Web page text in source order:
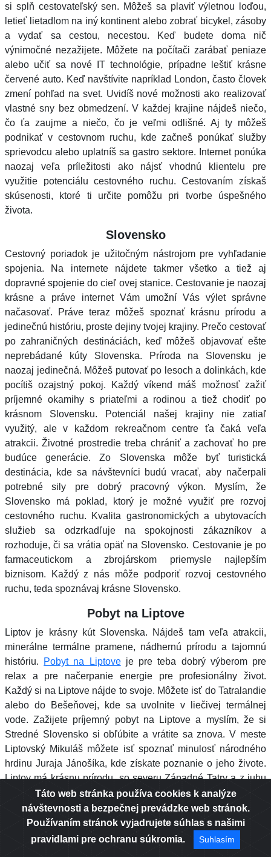
Táto web stránka používa cookies k analýze
návštevnosti a bezpečnej prevádzke web stránok.
Používaním stránok vyjadrujete súhlas s našimi
pravidlami pre ochranu súkromia.
Suhlasím
si splň cestovateľský sen. Môžeš sa plaviť výletnou loďou,
letieť lietadlom na iný kontinent alebo zobrať bicykel, zásoby
a vydať sa cestou, necestou. Keď budete doma nič
výnimočné nezažijete. Môžete na počítači zarábať peniaze
alebo učiť sa nové IT technológie, prípadne leštiť krásne
červené auto. Keď navštívite napríklad London, často človek
zmení pohľad na svet. Uvidíš nové možnosti ako realizovať
vlastné sny bez obmedzení. V každej krajine nájdeš niečo,
čo ťa zaujme a niečo, čo je veľmi odlišné. Aj ty môžeš
podnikať v cestovnom ruchu, kde začneš ponúkať služby
sprievodcu alebo uplatníš sa gastro sektore. Internet ponúka
naozaj veľa príležitosti ako nájsť vhodnú klientelu pre
využitie potenciálu cestovného ruchu. Cestovaním získaš
skúsenosti, ktoré ti určite pomôžu pri tvorbe úspešného
života.
Slovensko
Cestovný poriadok je užitočným nástrojom pre vyhľadanie
spojenia. Na internete nájdete takmer všetko a tiež aj
dopravné spojenie do cieľ ovej stanice. Cestovanie je naozaj
krásne a práve internet Vám umožní Vás výlet správne
načasovať. Práve teraz môžeš spoznať krásnu prírodu a
jedinečnú históriu, proste dejiny tvojej krajiny. Prečo cestovať
po zahraničných destináciách, keď môžeš objavovať ešte
neprebádané kúty Slovenska. Príroda na Slovensku je
naozaj jedinečná. Môžeš putovať po lesoch a dolinkách, kde
pocítiš ozajstný pokoj. Každý víkend máš možnosť zažiť
príjemné okamihy s priateľmi a rodinou a tiež chodiť po
krásnom Slovensku. Potenciál našej krajiny nie zatiaľ
využitý, ale v každom rekreačnom centre ťa čaká veľa
atrakcii. Životné prostredie treba chrániť a zachovať ho pre
budúce generácie. Zo Slovenska môže byť turistická
destinácia, kde sa návštevníci budú vracať, aby načerpali
potrebné sily pre dobrý pracovný výkon. Myslím, že
Slovensko má poklad, ktorý je možné využiť pre rozvoj
cestovného ruchu. Kvalita gastronomických a ubytovacích
služieb sa odzrkadľuje na spokojnosti zákazníkov a
rozhoduje, či sa vrátia opäť na Slovensko. Cestovanie je po
farmaceutickom a zbrojárskom priemysle najlepším
biznisom. Každý z nás môže podporiť rozvoj cestovného
ruchu, teda spoznávaj krásne Slovensko.
Pobyt na Liptove
Liptov je krásny kút Slovenska. Nájdeš tam veľa atrakcii,
minerálne termálne pramene, nádhernú prírodu a tajomnú
históriu.
Pobyt na Liptoveje pre teba dobrý výberom pre
relax a pre načerpanie energie pre profesionálny život.
Každý si na Liptove nájde to svoje. Môžete isť do Tatralandie
alebo do Bešeňovej, kde sa uvolnite v liečivej termálnej
vode. Zažijete príjemný pobyt na Liptove a myslím, že si
Stredné Slovensko si obľúbite a vrátite sa znova. V meste
Liptovský Mikuláš môžete isť spoznať minulosť národného
hrdinu Juraja Jánošíka, kde získate poznanie o jeho živote.
Liptov má krásnu prírodu, so severu Západné Tatry a z juhu
Nízke Tatry. V zimnom období sú veľmi populárne Donovaly,
kde zažijete skvelú lyžovačku. V zime alebo v lete Liptov
patrí medzi najrozvinutejšie regióny Slovenska v oblasti
cestovného ruchu. Jedinečné západy Slnka Vám sa zapíšu
do Vašej duše a milá spomienka vytvorí túžbu po